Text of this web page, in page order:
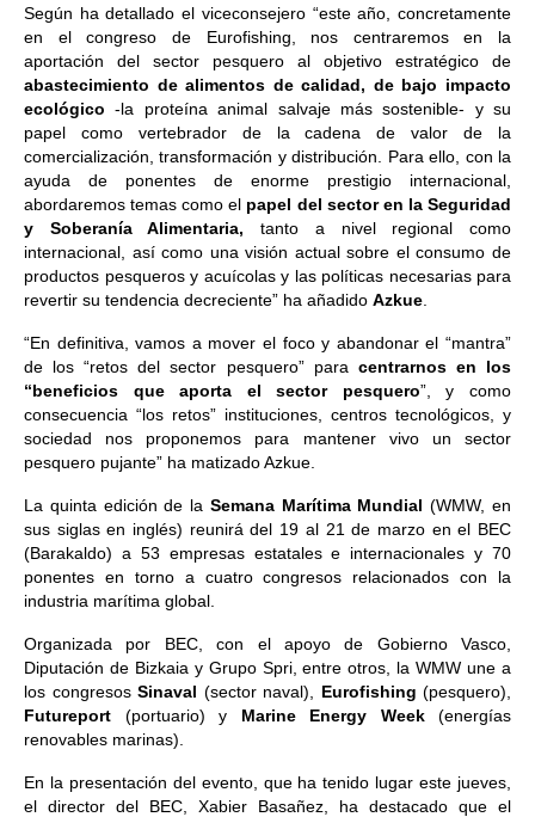
Según ha detallado el viceconsejero “este año, concretamente
en el congreso de Eurofishing, nos centraremos en la
aportación del sector pesquero al objetivo estratégico de
abastecimiento de alimentos de calidad, de bajo impacto
ecológico -la proteína animal salvaje más sostenible- y su
papel como vertebrador de la cadena de valor de la
comercialización, transformación y distribución. Para ello, con la
ayuda de ponentes de enorme prestigio internacional,
abordaremos temas como el papel del sector en la Seguridad
y Soberanía Alimentaria, tanto a nivel regional como
internacional, así como una visión actual sobre el consumo de
productos pesqueros y acuícolas y las políticas necesarias para
revertir su tendencia decreciente” ha añadido Azkue
“En definitiva, vamos a mover el foco y abandonar el “mantra”
de los “retos del sector pesquero” para centrarnos en los
“beneficios que aporta el sector pesquero”, y como
consecuencia “los retos” instituciones, centros tecnológicos, y
sociedad nos proponemos para mantener vivo un sector
pesquero pujante” ha matizado Azkue.
La quinta edición de la Semana Marítima Mundial (WMW, en
sus siglas en inglés) reunirá del 19 al 21 de marzo en el BEC
(Barakaldo) a 53 empresas estatales e internacionales y 70
ponentes en torno a cuatro congresos relacionados con la
industria marítima global.
Organizada por BEC, con el apoyo de Gobierno Vasco,
Diputación de Bizkaia y Grupo Spri, entre otros, la WMW une a
los congresos Sinaval (sector naval), Eurofishing (pesquero),
Futureport (portuario) y Marine Energy Week(energías
renovables marinas).
En la presentación del evento, que ha tenido lugar este jueves,
el director del BEC, Xabier Basañez, ha destacado que el